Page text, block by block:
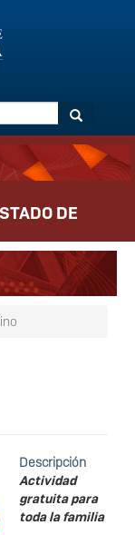
Buscar
DE
Descripción
Actividad
gratuita para
toda la familia